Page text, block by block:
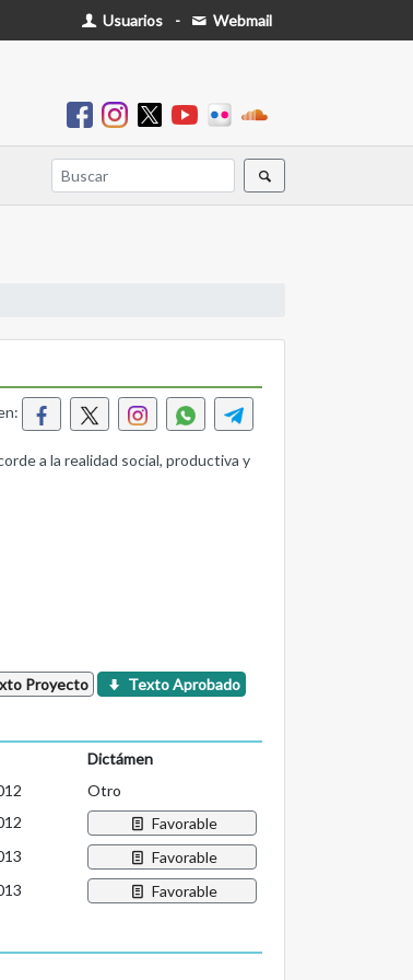
Usuarios - Webmail
a la realidad social, productiva y
Proyecto Texto Aprobado
Dictámen
Otro
Favorable
Favorable
Favorable